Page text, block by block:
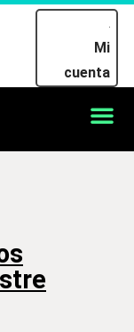
Mi
cuenta